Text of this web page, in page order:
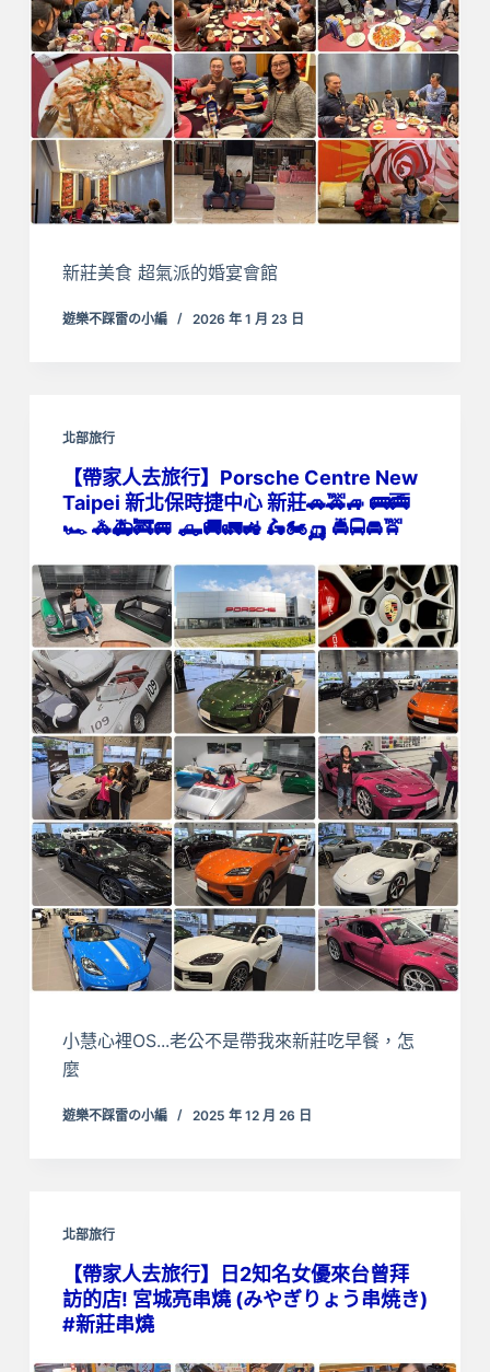
新莊美食 超氣派的婚宴會館
遊樂不踩雷の小編 2026 年 1 月 23 日
北部旅行
【帶家人去旅行】Porsche Centre New
Taipei 新北保時捷中心 新莊🚗🚕🚙 🚌🚎
🏎️ 🚓🚑🚒🚐 🛻🚚🚛🚜 🛵🏍️🛺 🚔🚍🚘🚖
小慧心裡OS...老公不是帶我來新莊吃早餐，怎
麼
遊樂不踩雷の小編 2025 年 12 月 26 日
北部旅行
【帶家人去旅行】日2知名女優來台曾拜
訪的店! 宮城亮串燒 (みやぎりょう串焼き)
#新莊串燒